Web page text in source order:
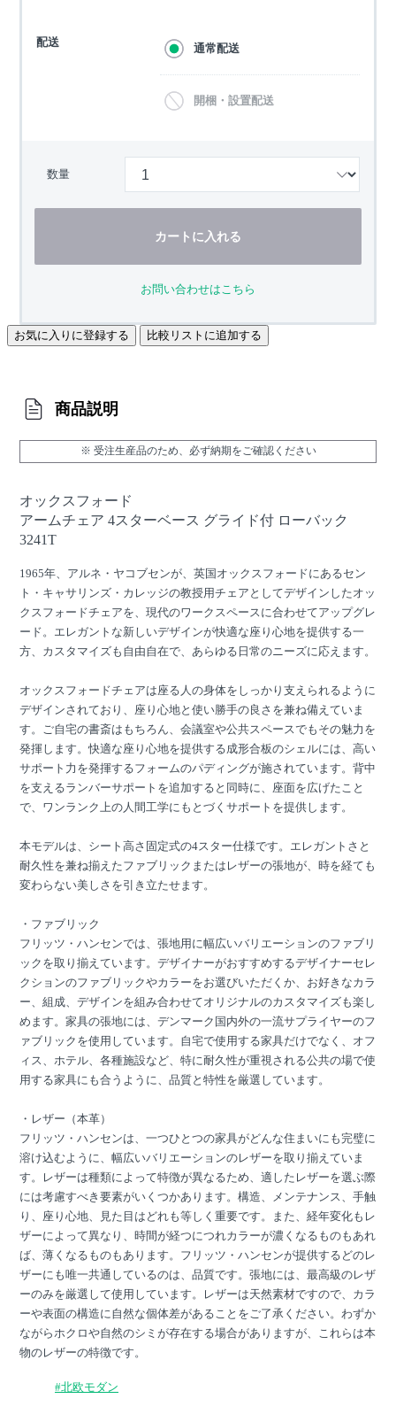
配送 通常配送
開梱・設置配送
数量
カートに入れる
お問い合わせはこちら
お気に入りに登録する 比較リストに追加する
商品説明
※ 受注生産品のため、必ず納期をご確認ください
オックスフォード
アームチェア 4スターベース グライド付 ローバック
3241T
1965年、アルネ・ヤコブセンが、英国オックスフォードにあるセン
ト・キャサリンズ・カレッジの教授用チェアとしてデザインしたオッ
クスフォードチェアを、現代のワークスペースに合わせてアップグレ
ード。エレガントな新しいデザインが快適な座り心地を提供する一
方、カスタマイズも自由自在で、あらゆる日常のニーズに応えます。
オックスフォードチェアは座る人の身体をしっかり支えられるように
デザインされており、座り心地と使い勝手の良さを兼ね備えていま
す。ご自宅の書斎はもちろん、会議室や公共スペースでもその魅力を
発揮します。快適な座り心地を提供する成形合板のシェルには、高い
サポート力を発揮するフォームのパディングが施されています。背中
を支えるランバーサポートを追加すると同時に、座面を広げたこと
で、ワンランク上の人間工学にもとづくサポートを提供します。
本モデルは、シート高さ固定式の4スター仕様です。エレガントさと
耐久性を兼ね揃えたファブリックまたはレザーの張地が、時を経ても
変わらない美しさを引き立たせます。
・ファブリック
フリッツ・ハンセンでは、張地用に幅広いバリエーションのファブリ
ックを取り揃えています。デザイナーがおすすめするデザイナーセレ
クションのファブリックやカラーをお選びいただくか、お好きなカラ
ー、組成、デザインを組み合わせてオリジナルのカスタマイズも楽し
めます。家具の張地には、デンマーク国内外の一流サプライヤーのフ
ァブリックを使用しています。自宅で使用する家具だけでなく、オフ
ィス、ホテル、各種施設など、特に耐久性が重視される公共の場で使
用する家具にも合うように、品質と特性を厳選しています。
・レザー（本革）
フリッツ・ハンセンは、一つひとつの家具がどんな住まいにも完璧に
溶け込むように、幅広いバリエーションのレザーを取り揃えていま
す。レザーは種類によって特徴が異なるため、適したレザーを選ぶ際
には考慮すべき要素がいくつかあります。構造、メンテナンス、手触
り、座り心地、見た目はどれも等しく重要です。また、経年変化もレ
ザーによって異なり、時間が経つにつれカラーが濃くなるものもあれ
ば、薄くなるものもあります。フリッツ・ハンセンが提供するどのレ
ザーにも唯一共通しているのは、品質です。張地には、最高級のレザ
ーのみを厳選して使用しています。レザーは天然素材ですので、カラ
ーや表面の構造に自然な個体差があることをご了承ください。わずか
ながらホクロや自然のシミが存在する場合がありますが、これらは本
物のレザーの特徴です。
#北欧モダン